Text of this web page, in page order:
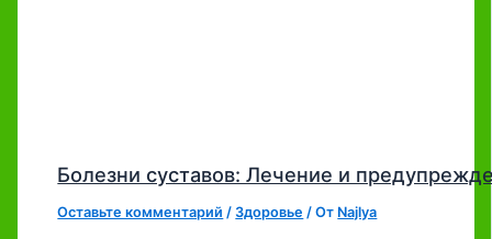
Болезни суставов: Лечение и
Оставьте комментарий /Здоровье / От Najlya